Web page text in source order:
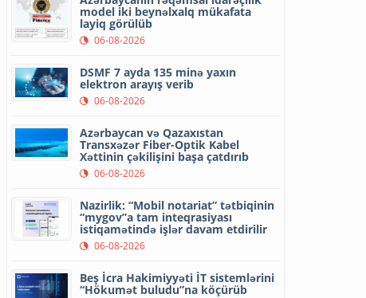
model iki beynəlxalq mükafata
layiq görülüb
06-08-2026
DSMF 7 ayda 135 minə yaxın
elektron arayış verib
06-08-2026
Azərbaycan və Qazaxıstan
Transxəzər Fiber-Optik Kabel
Xəttinin çəkilişini başa çatdırıb
06-08-2026
Nazirlik: “Mobil notariat” tətbiqinin
“mygov”a tam inteqrasiyası
istiqamətində işlər davam etdirilir
06-08-2026
Beş İcra Hakimiyyəti İT sistemlərini
“Hökumət buludu”na köçürüb